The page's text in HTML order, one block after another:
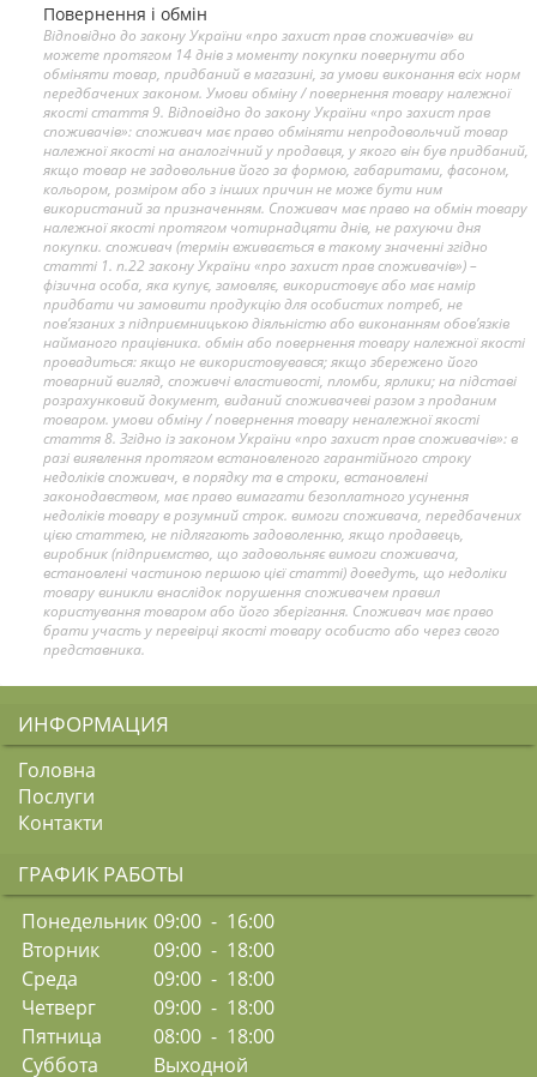
Повернення і обмін
Відповідно до закону України «про захист прав споживачів» ви
можете протягом 14 днів з моменту покупки повернути або
обміняти товар, придбаний в магазині, за умови виконання всіх норм
передбачених законом. Умови обміну / повернення товару належної
якості стаття 9. Відповідно до закону України «про захист прав
споживачів»: споживач має право обміняти непродовольчий товар
належної якості на аналогічний у продавця, у якого він був придбаний,
якщо товар не задовольнив його за формою, габаритами, фасоном,
кольором, розміром або з інших причин не може бути ним
використаний за призначенням. Споживач має право на обмін товару
належної якості протягом чотирнадцяти днів, не рахуючи дня
покупки. споживач (термін вживається в такому значенні згідно
статті 1. п.22 закону України «про захист прав споживачів») –
фізична особа, яка купує, замовляє, використовує або має намір
придбати чи замовити продукцію для особистих потреб, не
пов’язаних з підприємницькою діяльністю або виконанням обов’язків
найманого працівника. обмін або повернення товару належної якості
провадиться: якщо не використовувався; якщо збережено його
товарний вигляд, споживчі властивості, пломби, ярлики; на підставі
розрахунковий документ, виданий споживачеві разом з проданим
товаром. умови обміну / повернення товару неналежної якості
стаття 8. Згідно із законом України «про захист прав споживачів»: в
разі виявлення протягом встановленого гарантійного строку
недоліків споживач, в порядку та в строки, встановлені
законодавством, має право вимагати безоплатного усунення
недоліків товару в розумний строк. вимоги споживача, передбачених
цією статтею, не підлягають задоволенню, якщо продавець,
виробник (підприємство, що задовольняє вимоги споживача,
встановлені частиною першою цієї статті) доведуть, що недоліки
товару виникли внаслідок порушення споживачем правил
користування товаром або його зберігання. Споживач має право
брати участь у перевірці якості товару особисто або через свого
представника.
ИНФОРМАЦИЯ
Головна
Послуги
Контакти
ГРАФИК РАБОТЫ
Понедельник 09:00 - 16:00
Вторник
09:00 - 18:00
Среда
09:00 - 18:00
Четверг
09:00 - 18:00
Пятница
08:00 - 18:00
Суббота
Выходной